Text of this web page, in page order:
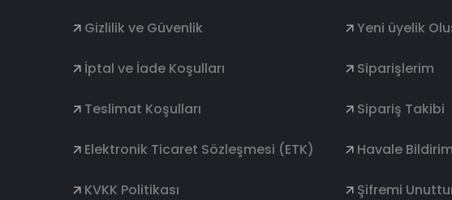
Gizlilik ve Güvenlik
İptal ve İade Koşulları
Teslimat Koşulları
Elektronik Ticaret Sözleşmesi (ETK)
KVKK Politikası
Yeni üyelik
Siparişlerim
Sipariş Takibi
Havale
Şifremi